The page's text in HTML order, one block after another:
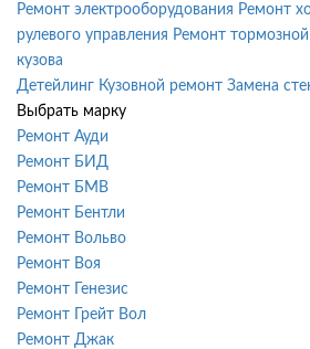
Ремонт электрооборудования Ремонт
рулевого управления Ремонт
кузова
Детейлинг Кузовной ремонт Замена
Выбрать марку
Ремонт Ауди
Ремонт БИД
Ремонт БМВ
Ремонт Бентли
Ремонт Вольво
Ремонт Воя
Ремонт Генезис
Ремонт Грейт Вол
Ремонт Джак